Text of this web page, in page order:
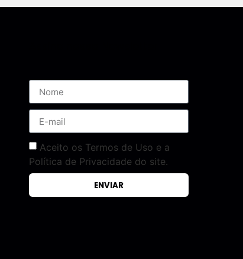
Aceito os Termos de Uso e a
Política de Privacidade do site.
ENVIAR